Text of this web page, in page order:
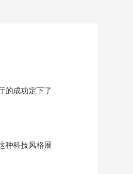
的成功定下了
种科技风格展